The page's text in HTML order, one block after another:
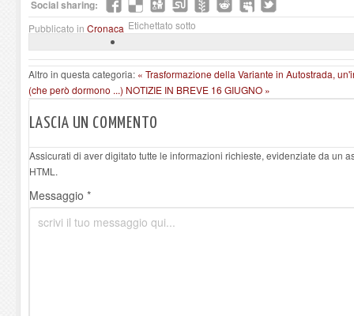
Social sharing:
Pubblicato in Cronaca Etichettato sotto
Altro in questa categoria: « Trasformazione della Variante in Autostrada,
(che però dormono ...) NOTIZIE IN BREVE 16 GIUGNO »
LASCIA UN COMMENTO
Assicurati di aver digitato tutte le informazioni richieste, evidenziate da un
HTML.
Messaggio *